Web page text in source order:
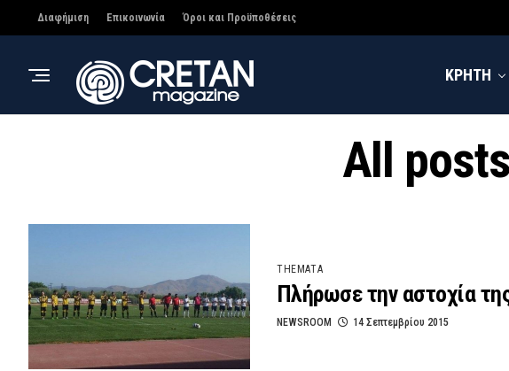
Διαφήμιση Επικοινωνία Όροι και Προϋποθέσεις
ΚΡΗΤΗ
All
THEMATA
Πλήρωσε την αστοχία
NEWSROOM 14 Σεπτεμβρίου 2015